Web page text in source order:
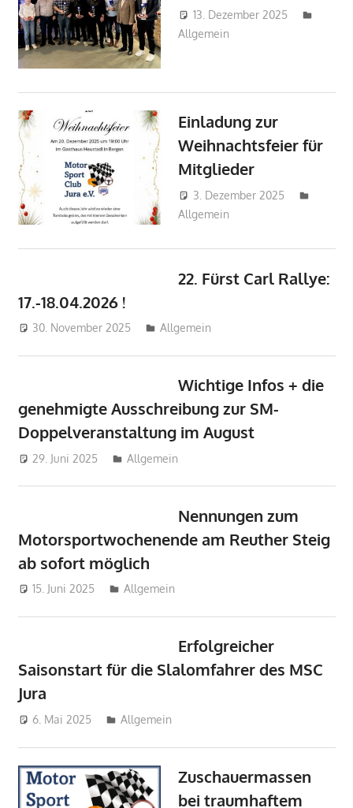
13. Dezember 2025
Allgemein
Einladung zur
Weihnachtsfeier für
Mitglieder
3. Dezember 2025
Allgemein
22. Fürst Carl Rallye:
17.-18.04.2026 !
30. November 2025 mj
Allgemein
Wichtige Infos + die
genehmigte Ausschreibung zur SM-
Doppelveranstaltung im August
29. Juni 2025 mj
Allgemein
Nennungen zum
Motorsportwochenende am Reuther Steig
ab sofort möglich
15. Juni 2025 mj
Allgemein
Erfolgreicher
Saisonstart für die Slalomfahrer des MSC
Jura
6. Mai 2025 mj
Allgemein
Zuschauermassen
bei traumhaftem